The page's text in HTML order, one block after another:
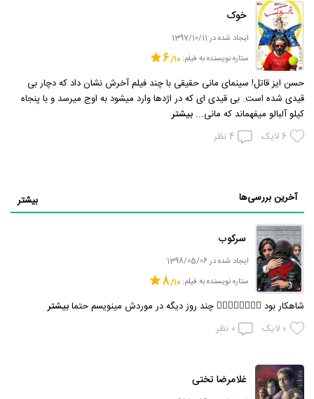
خوک
ایجاد شده در 1397/10/11
ستاره نویسنده به فیلم:
6
حسن ایز قاتل! سینمای مانی حقیقی با چند فیلم آخرش نشان داد که دچار بی
قیدی شده است. بی قیدی ای که در اژدها وارد میشود به اوج میرسد و با پنجاه
کیلو آلبالو میفهماند که مانی...بیشتر
6لایک 4 نظر
آخرین بررسی‌ها بیشتر
سرکوب
ایجاد شده در 1398/05/06
ستاره نویسنده به فیلم:
8
شاهکار بود 👌🏻👌🏻👌🏻👌🏻 چند روز دیگه در موردش مینویسم حتمابیشتر
0 لایک 0 نظر
غلامرضا تختی